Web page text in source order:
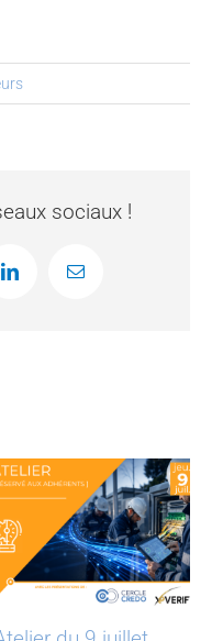
sociaux !
LinkedInEmail